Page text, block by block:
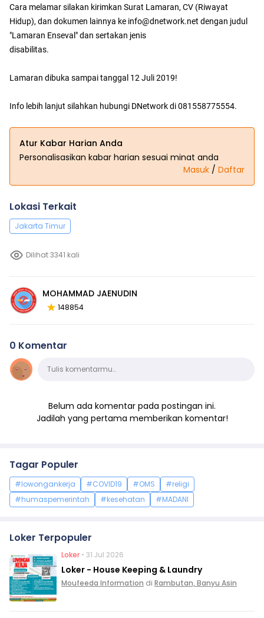
Cara melamar silakan kirimkan Surat Lamaran, CV (Riwayat
Hidup), dan dokumen lainnya ke info@dnetwork.net dengan judul
"Lamaran Enseval" dan sertakan jenis
disabilitas.
Lamaran dibuka sampai tanggal 12 Juli 2019!
Info lebih lanjut silahkan hubungi DNetwork di 081558775554.
Atur Kabar Harian Anda
Personalisasikan kabar harian sesuai minat anda
Masuk / Daftar
Lokasi Terkait
Jakarta Timur
Dilihat 3341 kali
MOHAMMAD JAENUDIN
148854
0 Komentar
KomentarTulis komentarmu…
Belum ada komentar pada postingan ini.
Jadilah yang pertama memberikan komentar!
Tagar Populer
#lowongankerja #COVID19 #OMS
#religi
#humaspemerintah
#kesehatan #MADANI
Loker Terpopuler
Loker • 31 Jul 2026
Loker - House Keeping & Laundry
Moufeeda Information di Rambutan, Banyu Asin